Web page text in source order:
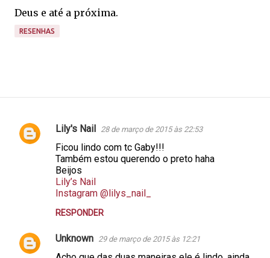
Deus e até a próxima.
RESENHAS
C
á
r
Lily's Nail 28 de março de 2015 às 22:53
Ficou lindo com tc Gaby!!!
Também estou querendo o preto haha
Beijos
Lily’s Nail
Instagram @lilys_nail_
RESPONDER
Unknown 29 de março de 2015 às 12:21